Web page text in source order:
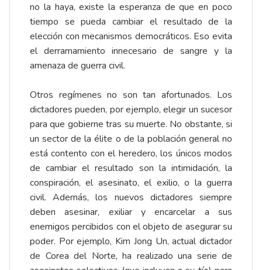
no la haya, existe la esperanza de que en poco
tiempo se pueda cambiar el resultado de la
elección con mecanismos democráticos. Eso evita
el derramamiento innecesario de sangre y la
amenaza de guerra civil.
Otros regímenes no son tan afortunados. Los
dictadores pueden, por ejemplo, elegir un sucesor
para que gobierne tras su muerte. No obstante, si
un sector de la élite o de la población general no
está contento con el heredero, los únicos modos
de cambiar el resultado son la intimidación, la
conspiración, el asesinato, el exilio, o la guerra
civil. Además, los nuevos dictadores siempre
deben asesinar, exiliar y encarcelar a sus
enemigos percibidos con el objeto de asegurar su
poder. Por ejemplo, Kim Jong Un, actual dictador
de Corea del Norte, ha realizado una serie de